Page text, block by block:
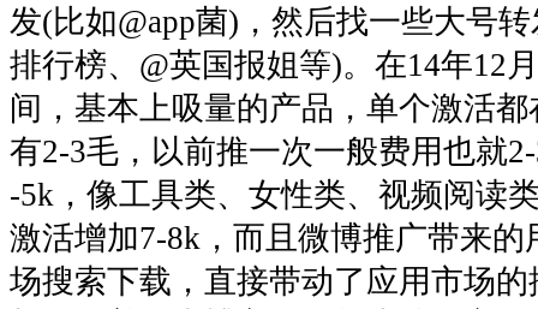
发(比如@app菌)，然后找一些大号
排行榜、@英国报姐等)。在14年12
间，基本上吸量的产品，单个激活
有2-3毛，以前推一次一般费用也就
-5k，像工具类、女性类、视频阅读
激活增加7-8k，而且微博推广带来
场搜索下载，直接带动了应用市场